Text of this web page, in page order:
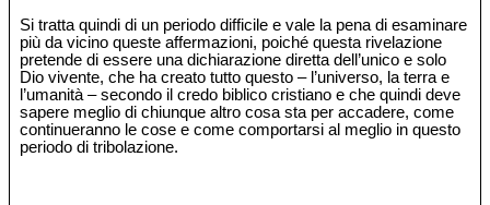
Si tratta quindi di un periodo difficile e vale la pena di esaminare
più da vicino queste affermazioni, poiché questa rivelazione
pretende di essere una dichiarazione diretta dell’unico e solo
Dio vivente, che ha creato tutto questo – l’universo, la terra e
l’umanità – secondo il credo biblico cristiano e che quindi deve
sapere meglio di chiunque altro cosa sta per accadere, come
continueranno le cose e come comportarsi al meglio in questo
periodo di tribolazione.